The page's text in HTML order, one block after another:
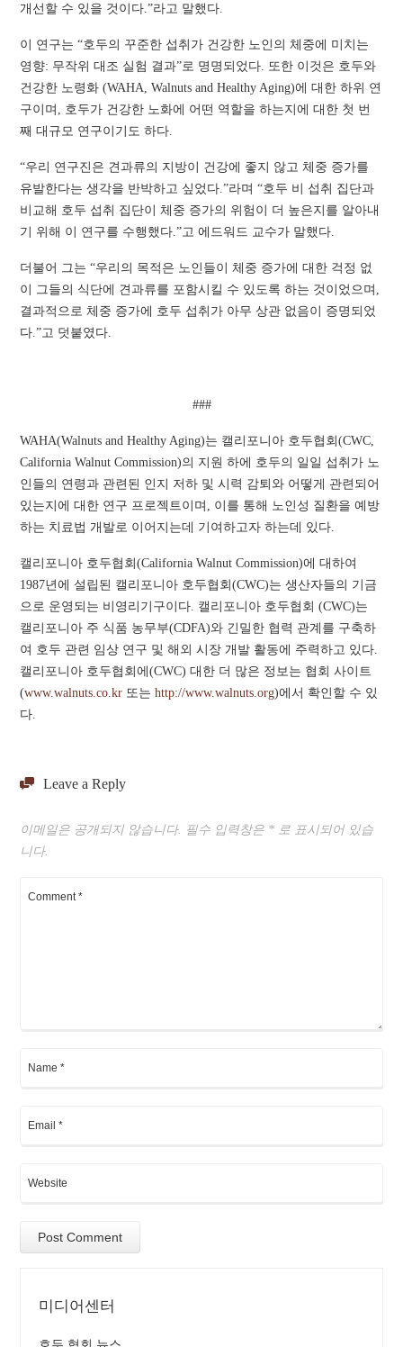
개선할 수 있을 것이다.”라고 말했다.
이 연구는 “호두의 꾸준한 섭취가 건강한 노인의 체중에 미치는
영향: 무작위 대조 실험 결과”로 명명되었다. 또한 이것은 호두와
건강한 노령화 (WAHA, Walnuts and Healthy Aging)에 대한 하위 연
구이며, 호두가 건강한 노화에 어떤 역할을 하는지에 대한 첫 번
째 대규모 연구이기도 하다.
“우리 연구진은 견과류의 지방이 건강에 좋지 않고 체중 증가를
유발한다는 생각을 반박하고 싶었다.”라며 “호두 비 섭취 집단과
비교해 호두 섭취 집단이 체중 증가의 위험이 더 높은지를 알아내
기 위해 이 연구를 수행했다.”고 에드워드 교수가 말했다.
더불어 그는 “우리의 목적은 노인들이 체중 증가에 대한 걱정 없
이 그들의 식단에 견과류를 포함시킬 수 있도록 하는 것이었으며,
결과적으로 체중 증가에 호두 섭취가 아무 상관 없음이 증명되었
다.”고 덧붙였다.
###
WAHA(Walnuts and Healthy Aging)는 캘리포니아 호두협회(CWC,
California Walnut Commission)의 지원 하에 호두의 일일 섭취가 노
인들의 연령과 관련된 인지 저하 및 시력 감퇴와 어떻게 관련되어
있는지에 대한 연구 프로젝트이며, 이를 통해 노인성 질환을 예방
하는 치료법 개발로 이어지는데 기여하고자 하는데 있다.
캘리포니아 호두협회(California Walnut Commission)에 대하여
1987년에 설립된 캘리포니아 호두협회(CWC)는 생산자들의 기금
으로 운영되는 비영리기구이다. 캘리포니아 호두협회 (CWC)는
캘리포니아 주 식품 농무부(CDFA)와 긴밀한 협력 관계를 구축하
여 호두 관련 임상 연구 및 해외 시장 개발 활동에 주력하고 있다.
캘리포니아 호두협회에(CWC) 대한 더 많은 정보는 협회 사이트
(www.walnuts.co.kr 또는http://www.walnuts.org)에서 확인할 수 있
다.
Leave a Reply
이메일은 공개되지 않습니다. 필수 입력창은 * 로 표시되어 있습
니다.
미디어센터